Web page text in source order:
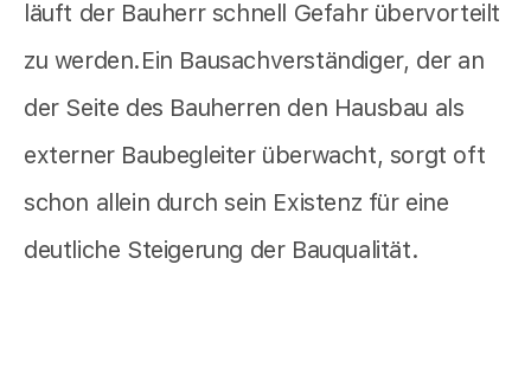
läuft der Bauherr schnell Gefahr übervorteilt
zu werden.Ein Bausachverständiger, der an
der Seite des Bauherren den Hausbau als
externer Baubegleiter überwacht, sorgt oft
schon allein durch sein Existenz für eine
deutliche Steigerung der Bauqualität.